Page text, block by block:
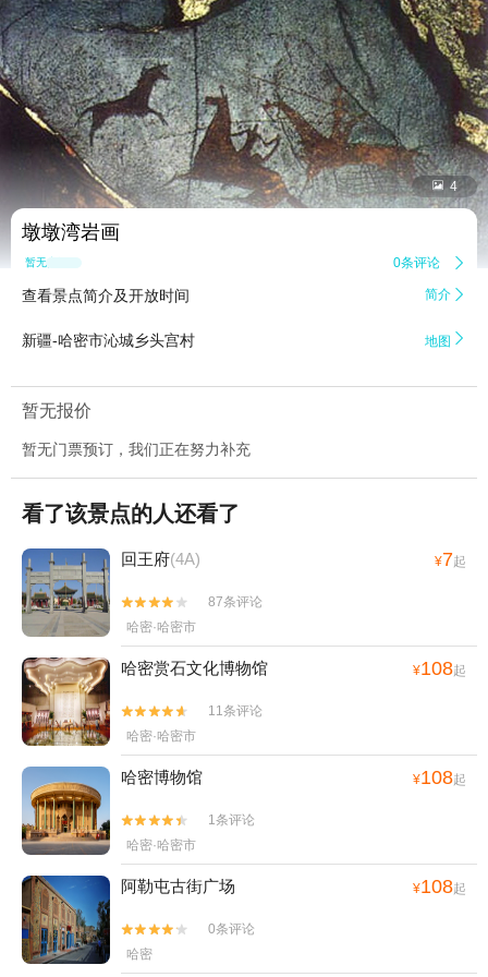
 4
墩墩湾岩画
暂无点评 0条评论 
查看景点简介及开放时间 简介 
新疆-哈密市沁城乡头宫村 地图 
暂无报价
暂无门票预订，我们正在努力补充
看了该景点的人还看了
回王府(4A) ¥7起


87条评论
哈密·哈密市
哈密赏石文化博物馆 ¥108起


11条评论
哈密·哈密市
哈密博物馆 ¥108起


1条评论
哈密·哈密市
阿勒屯古街广场 ¥108起


0条评论
哈密
